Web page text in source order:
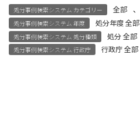
処分事例検索システム カテゴリー 全部 、
処分事例検索システム 年度 処分年度 全部
処分事例検索システム 処分種類 処分 全部
処分事例検索システム 行政庁 行政庁 全部